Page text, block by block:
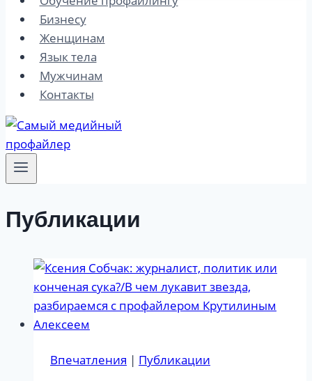
Бизнесу
Женщинам
Язык тела
Мужчинам
Контакты
Публикации
Впечатления | Публикации